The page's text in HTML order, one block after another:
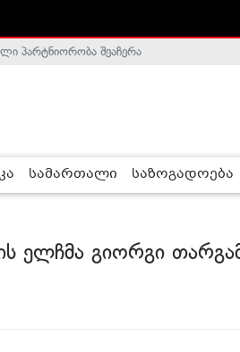
- ჰელსინკის კომისია
პარტნიორობა შეაჩერა
სამართალი საზოგადოება
ელჩმა გიორგი